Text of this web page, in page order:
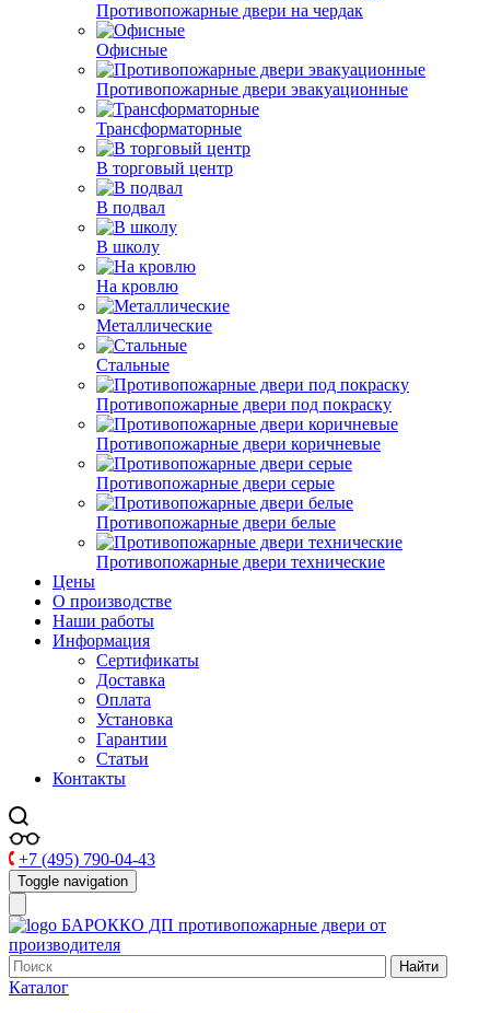
Противопожарные двери на чердак
Офисные
Противопожарные двери эвакуационные
Трансформаторные
В торговый центр
В подвал
В школу
На кровлю
Металлические
Стальные
Противопожарные двери под покраску
Противопожарные двери коричневые
Противопожарные двери серые
Противопожарные двери белые
Противопожарные двери технические
Цены
О производстве
Наши работы
Информация
Сертификаты
Доставка
Оплата
Установка
Гарантии
Статьи
Контакты
+7 (495) 790-04-43
Toggle navigation
БАРОККО ДП противопожарные двери от
производителя
Найти
Каталог